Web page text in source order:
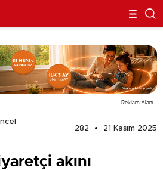
Reklam Alanı
282
21 Kasım 2025
akını